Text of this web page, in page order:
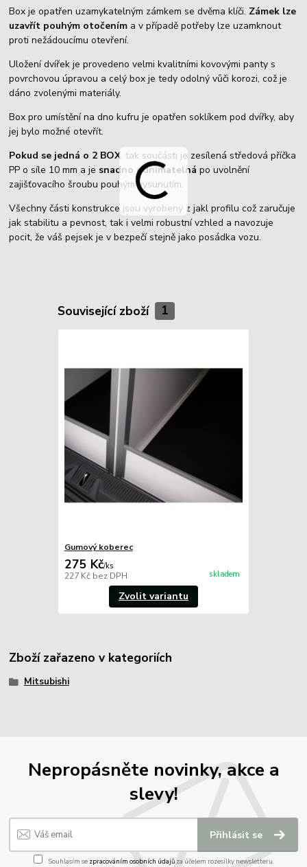
Box je opatřen uzamykatelným zámkem se dvěma klíči. Zámek lze
uzavřít pouhým otočením a v případě potřeby lze uzamknout
proti nežádoucímu otevření.
Uložení dvířek je provedeno velmi kvalitními kovovými panty s
povrchovou úpravou a celý box je tedy odolný vůči korozi, což je
dáno zvolenými materiály.
Box pro umístění na dno kufru je opatřen soklíkem pod dvířky, aby
jej bylo možné otevřít.
Pokud se jedná o 2 BOX, tak součásti je zesílená středová příčka
PP o síle 10 mm a je snadno odnímatelná po uvolnění
zajišťovacího šroubu pouhým vysunutím.
Všechny části konstrukce jsou vyrobeny z jakl profilu což zaručuje
jak stabilitu a pevnost, tak i velmi robustní vzhled a navozuje
pocit, že váš pejsek je v bezpečí stejně jako posádka vozu.
Související zboží 1
Gumový koberec
275 Kč/ks
227 Kč bez DPH skladem
Zvolit variantu
Zboží zařazeno v kategoriích
Mitsubishi
Nepropásněte novinky, akce a
slevy!
Přihlásit se
Souhlasím se zpracováním osobních údajůza účelem rozesílky newsletteru.